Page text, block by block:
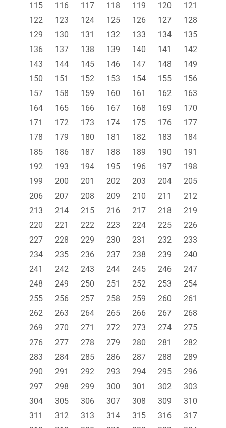
115
116 117 118 119 120
121
122
123 124 125 126 127
128
129
130 131 132 133 134
135
136
137 138 139 140 141
142
143
144 145 146 147 148
149
150
151 152 153 154 155
156
157
158 159 160 161 162
163
164
165 166 167 168 169
170
171
172 173 174 175 176
177
178
179 180 181 182 183
184
185
186 187 188 189 190
191
192
193 194 195 196 197
198
199
200 201 202 203 204
205
206
207 208 209 210 211
212
213
214 215 216 217 218
219
220
221 222 223 224 225
226
227
228 229 230 231 232
233
234
235 236 237 238 239
240
241
242 243 244 245 246
247
248
249 250 251 252 253
254
255
256 257 258 259 260
261
262
263 264 265 266 267
268
269
270 271 272 273 274
275
276
277 278 279 280 281
282
283
284 285 286 287 288
289
290
291 292 293 294 295
296
297
298 299 300 301 302
303
304
305 306 307 308 309
310
311
312 313 314 315 316
317